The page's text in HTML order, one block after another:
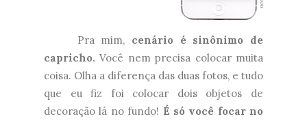
Pra mim, cenário é sinônimo de
capricho. Você nem precisa colocar muita
coisa. Olha a diferença das duas fotos, e tudo
que eu fiz foi colocar dois objetos de
decoração lá no fundo! É só você focar no